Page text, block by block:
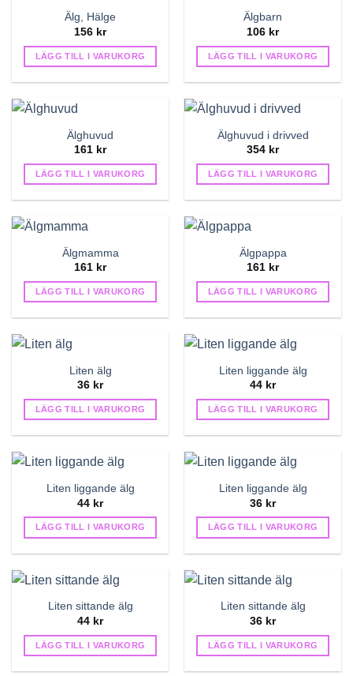
Älg, Hälge
156 kr
LÄGG TILL I VARUKORG
Älgbarn
106 kr
LÄGG TILL I VARUKORG
Älghuvud
161 kr
LÄGG TILL I VARUKORG
Älghuvud i drivved
354 kr
LÄGG TILL I VARUKORG
Älgmamma
161 kr
LÄGG TILL I VARUKORG
Älgpappa
161 kr
LÄGG TILL I VARUKORG
Liten älg
36 kr
LÄGG TILL I VARUKORG
Liten liggande älg
44 kr
LÄGG TILL I VARUKORG
Liten liggande älg
44 kr
LÄGG TILL I VARUKORG
Liten liggande älg
36 kr
LÄGG TILL I VARUKORG
Liten sittande älg
44 kr
LÄGG TILL I VARUKORG
Liten sittande älg
36 kr
LÄGG TILL I VARUKORG